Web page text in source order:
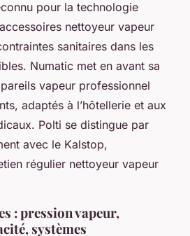
pour la technologie
nettoyeur vapeur
sanitaires dans les
Numatic met en avant sa
vapeur professionnel
adaptés à l’hôtellerie et aux
Polti se distingue par
avec le Kalstop,
régulier nettoyeur vapeur
: pression vapeur,
systèmes